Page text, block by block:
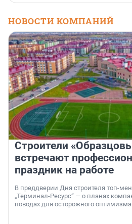
НОВОСТИ КОМПАНИЙ
Строители
встречают
праздник на работе
В преддверии Дня строителя топ-
„Терминал-Ресурс“ — о планах
поводах для осторожного